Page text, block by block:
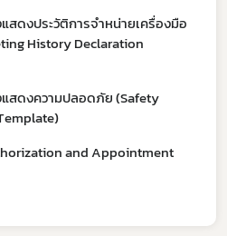
สดงประวัติการจำหน่ายเครื่องมือ
History Declaration
สดงความปลอดภัย (Safety
and Appointment